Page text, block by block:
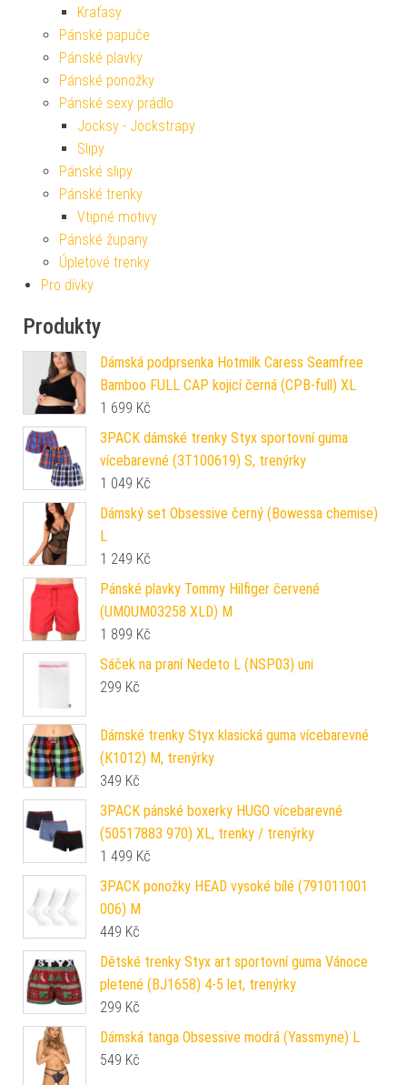
Kraťasy
Pánské papuče
Pánské plavky
Pánské ponožky
Pánské sexy prádlo
Jocksy - Jockstrapy
Slipy
Pánské slipy
Pánské trenky
Vtipné motivy
Pánské župany
Úpletové trenky
Pro dívky
Produkty
Dámská podprsenka Hotmilk Caress Seamfree
Bamboo FULL CAP kojicí černá (CPB-full) XL
1 699 Kč
3PACK dámské trenky Styx sportovní guma
vícebarevné (3T100619) S, trenýrky
1 049 Kč
Dámský set Obsessive černý (Bowessa chemise)
L
1 249 Kč
Pánské plavky Tommy Hilfiger červené
(UM0UM03258 XLD) M
1 899 Kč
Sáček na praní Nedeto L (NSP03) uni
299 Kč
Dámské trenky Styx klasická guma vícebarevné
(K1012) M, trenýrky
349 Kč
3PACK pánské boxerky HUGO vícebarevné
(50517883 970) XL, trenky / trenýrky
1 499 Kč
3PACK ponožky HEAD vysoké bílé (791011001
006) M
449 Kč
Dětské trenky Styx art sportovní guma Vánoce
pletené (BJ1658) 4-5 let, trenýrky
299 Kč
Dámská tanga Obsessive modrá (Yassmyne) L
549 Kč